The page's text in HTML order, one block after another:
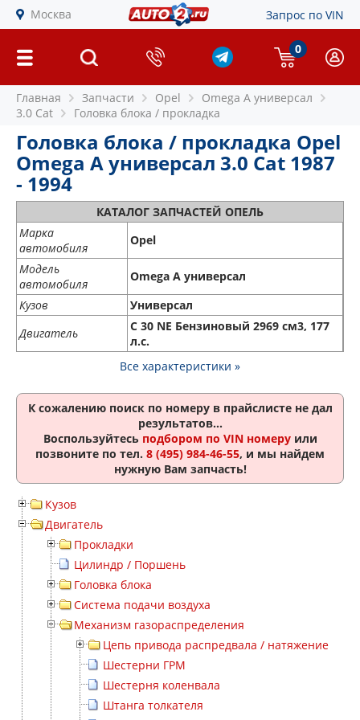
Москва Запрос по VIN
0
Главная Запчасти Opel
Omega A универсал
3.0 Cat
Головка блока / прокладка
Головка блока / прокладка Opel
Omega A универсал 3.0 Cat 1987
- 1994
КАТАЛОГ ЗАПЧАСТЕЙ ОПЕЛЬ
Марка
автомобиля
Opel
Модель
автомобиля
Omega A универсал
Кузов
Универсал
Двигатель
C 30 NE Бензиновый 2969 см3, 177
л.с.
Все характеристики »
К сожалению поиск по номеру в прайслисте не дал
результатов...
Воспользуйтесь подбором по VIN номеруили
позвоните по тел. 8 (495) 984-46-55, и мы найдем
нужную Вам запчасть!
Кузов
Двигатель
Прокладки
Цилиндр / Поршень
Головка блока
Система подачи воздуха
Механизм газораспределения
Цепь привода распредвала / натяжение
Шестерни ГРМ
Шестерня коленвала
Штанга толкателя